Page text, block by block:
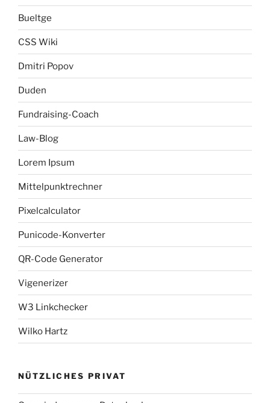
Bueltge
CSS Wiki
Dmitri Popov
Duden
Fundraising-Coach
Law-Blog
Lorem Ipsum
Mittelpunktrechner
Pixelcalculator
Punicode-Konverter
QR-Code Generator
Vigenerizer
W3 Linkchecker
Wilko Hartz
NÜTZLICHES PRIVAT